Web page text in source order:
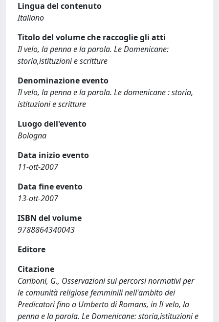
Lingua del contenuto
Italiano
Titolo del volume che raccoglie gli atti
Il velo, la penna e la parola. Le Domenicane:
storia,istituzioni e scritture
Denominazione evento
Il velo, la penna e la parola. Le domenicane : storia,
istituzioni e scritture
Luogo dell'evento
Bologna
Data inizio evento
11-ott-2007
Data fine evento
13-ott-2007
ISBN del volume
9788864340043
Editore
Citazione
Cariboni, G., Osservazioni sui percorsi normativi per
le comunità religiose femminili nell'ambito dei
Predicatori fino a Umberto di Romans, in Il velo, la
penna e la parola. Le Domenicane: storia,istituzioni e